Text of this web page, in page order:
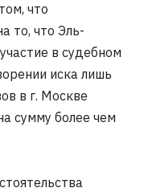
что
то, что Эль-
в судебном
иска лишь
в г. Москве
сумму более чем